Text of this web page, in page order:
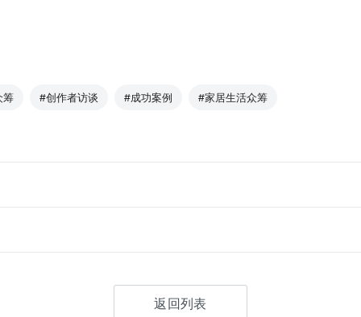
筹 #创作者访谈 #成功案例 #家居生活众筹
返回列表